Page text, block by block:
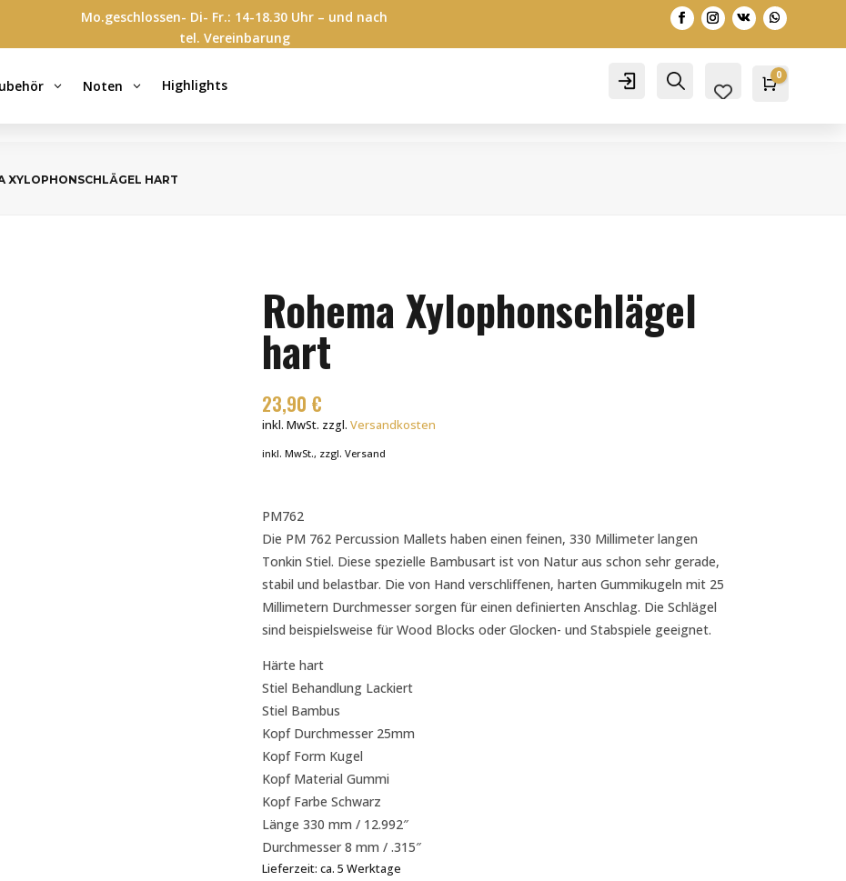
Mo.geschlossen- Di- Fr.: 14-18.30 Uhr – und nach
tel. Vereinbarung
3 Noten 3 Highlights Account Search 0
XYLOPHONSCHLÄGEL HART
Rohema Xylophonschlägel
hart
23,90 €
inkl. MwSt. zzgl. Versandkosten
inkl. MwSt., zzgl. Versand
PM762
Die PM 762 Percussion Mallets haben einen feinen, 330 Millimeter langen
Tonkin Stiel. Diese spezielle Bambusart ist von Natur aus schon sehr gerade,
stabil und belastbar. Die von Hand verschliffenen, harten Gummikugeln mit 25
Millimetern Durchmesser sorgen für einen definierten Anschlag. Die Schlägel
sind beispielsweise für Wood Blocks oder Glocken- und Stabspiele geeignet.
Härte hart
Stiel Behandlung Lackiert
Stiel Bambus
Kopf Durchmesser 25mm
Kopf Form Kugel
Kopf Material Gummi
Kopf Farbe Schwarz
Länge 330 mm / 12.992″
Durchmesser 8 mm / .315″
Lieferzeit: ca. 5 Werktage